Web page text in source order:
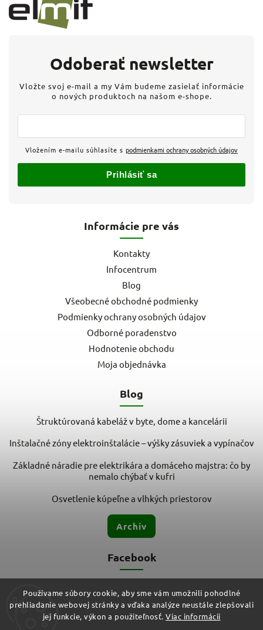
Používame súbory cookie, aby sme vám umožnili pohodlné
prehliadanie webovej stránky a vďaka analýze neustále zlepšovali
jej funkcie, výkon a použiteľnosť. Viac informácií
Informácie pre vás
Kontakty
Infocentrum
Blog
Všeobecné obchodné podmienky
Podmienky ochrany osobných údajov
Odborné poradenstvo
Hodnotenie obchodu
Moja objednávka
Blog
Štruktúrovaná kabeláž v byte, dome a kancelárii
Inštalačné zóny elektroinštalácie – výšky zásuviek a vypínačov
Základné náradie pre elektrikára a domáceho majstra: čo by
nemalo chýbať v kufri
Osvetlenie kúpeľne a vlhkých priestorov
Archív
Odoberať newsletter
Vložte svoj e-mail a my Vám budeme zasielať informácie
o nových produktoch na našom e-shope.
Vložením e-mailu súhlasíte s podmienkami ochrany osobných údajov
Prihlásiť sa
Facebook